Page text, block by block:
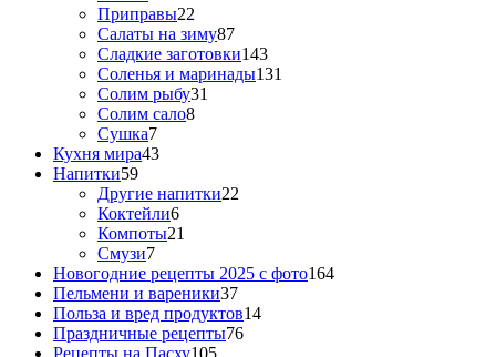
Приправы22
Салаты на зиму87
Сладкие заготовки143
Соленья и маринады131
Солим рыбу31
Солим сало8
Сушка7
Кухня мира43
Напитки59
Другие напитки22
Коктейли6
Компоты21
Смузи7
Новогодние рецепты 2025 с фото164
Пельмени и вареники37
Польза и вред продуктов14
Праздничные рецепты76
Рецепты на Пасху105